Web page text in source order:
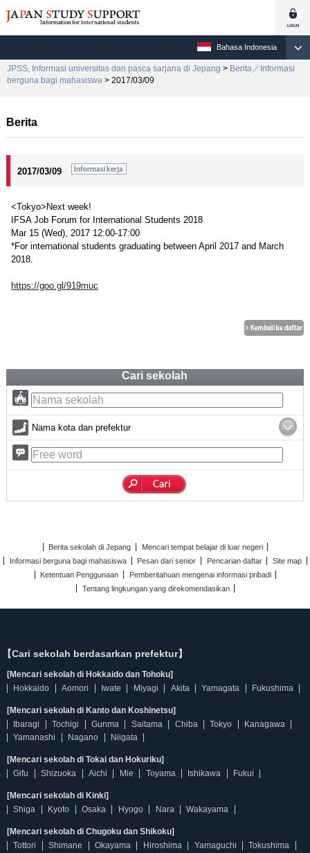
Bahasa Indonesia
JPSS, Informasi universitas dan pasca sarjana di Jepang > Berita／Informasi
berguna bagi mahasiswa > 2017/03/09
Berita
2017/03/09
<Tokyo>Next week!
IFSA Job Forum for International Students 2018
Mar 15 (Wed), 2017 12:00-17:00
*For international students graduating between April 2017 and March
2018.
https://goo.gl/919muc
Cari sekolah
Nama kota dan prefektur
Berita sekolah di Jepang
Mencari tempat belajar di luar negeri
Informasi berguna bagi mahasiswa
Pesan dari senior Pencarian daftar
Site map
Ketentuan Penggunaan
Pemberitahuan mengenai informasi pribadi
Tentang lingkungan yang direkomendasikan
【Cari sekolah berdasarkan prefektur】
[Mencari sekolah di Hokkaido dan Tohoku]
Hokkaido
Aomori Iwate Miyagi Akita Yamagata Fukushima
[Mencari sekolah di Kanto dan Koshinetsu]
Ibaragi
Tochigi Gunma Saitama Chiba Tokyo
Kanagawa
Yamanashi
Nagano Niigata
[Mencari sekolah di Tokai dan Hokuriku]
Gifu
Shizuoka Aichi Mie Toyama Ishikawa Fukui
[Mencari sekolah di Kinki]
Shiga
Kyoto Osaka Hyogo Nara Wakayama
[Mencari sekolah di Chugoku dan Shikoku]
Tottori
Shimane Okayama Hiroshima Yamaguchi
Tokushima